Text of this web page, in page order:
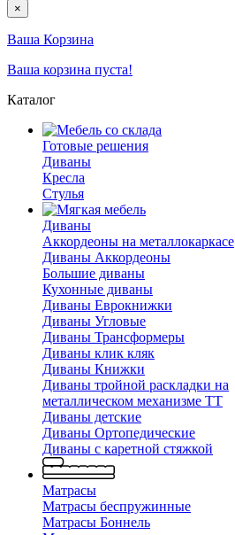
×
Ваша Корзина
Ваша корзина пуста!
Каталог
Готовые решения
Диваны
Кресла
Стулья
Диваны
Аккордеоны на металлокаркасе
Диваны Аккордеоны
Большие диваны
Кухонные диваны
Диваны Еврокнижки
Диваны Угловые
Диваны Трансформеры
Диваны клик кляк
Диваны Книжки
Диваны тройной раскладки на
металлическом механизме ТТ
Диваны детские
Диваны Ортопедические
Диваны с каретной стяжкой
Матрасы
Матрасы беспружинные
Матрасы Боннель